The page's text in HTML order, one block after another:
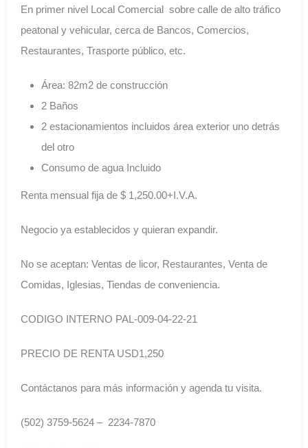
En primer nivel Local Comercial sobre calle de alto tráfico
peatonal y vehicular, cerca de Bancos, Comercios,
Restaurantes, Trasporte público, etc.
Área: 82m2 de construcción
2 Baños
2 estacionamientos incluidos área exterior uno detrás
del otro
Consumo de agua Incluido
Renta mensual fija de $ 1,250.00+I.V.A.
Negocio ya establecidos y quieran expandir.
No se aceptan: Ventas de licor, Restaurantes, Venta de
Comidas, Iglesias, Tiendas de conveniencia.
CODIGO INTERNO PAL-009-04-22-21
PRECIO DE RENTA USD1,250
Contáctanos para más información y agenda tu visita.
(502) 3759-5624 – 2234-7870